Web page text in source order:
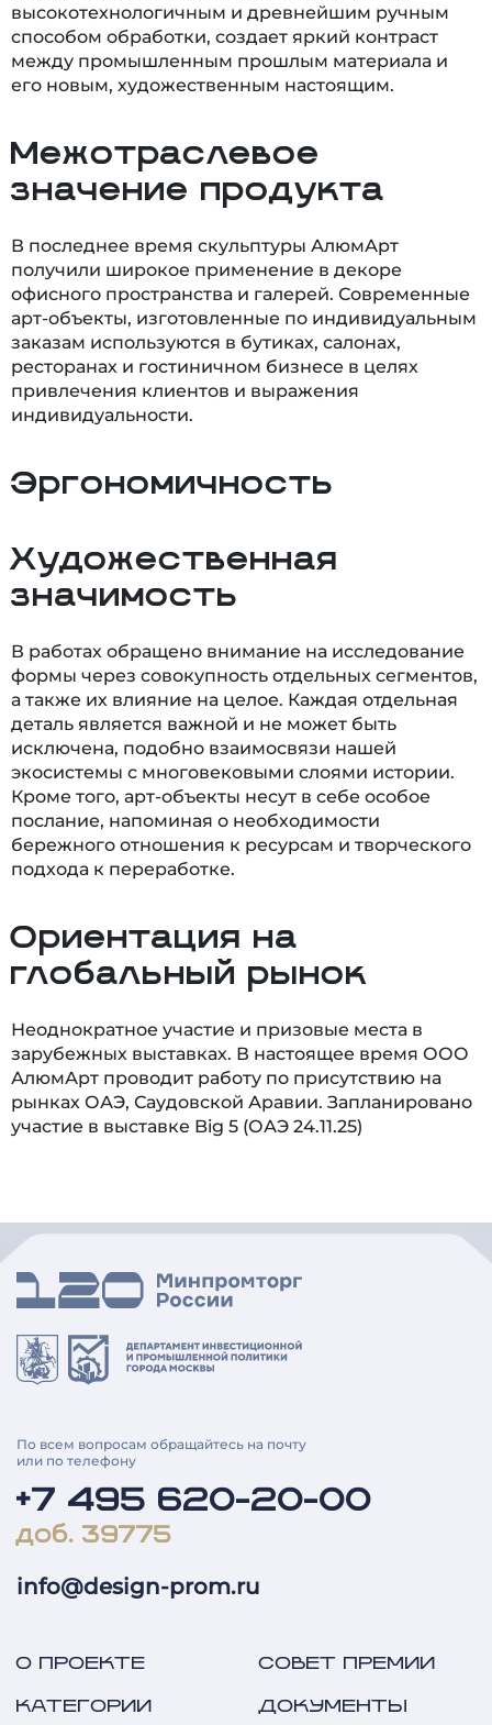
высокотехнологичным и древнейшим ручным
способом обработки, создает яркий контраст
между промышленным прошлым материала и
его новым, художественным настоящим.
Межотраслевое
значение продукта
В последнее время скульптуры АлюмАрт
получили широкое применение в декоре
офисного пространства и галерей. Современные
арт-объекты, изготовленные по индивидуальным
заказам используются в бутиках, салонах,
ресторанах и гостиничном бизнесе в целях
привлечения клиентов и выражения
индивидуальности.
Эргономичность
Художественная
значимость
В работах обращено внимание на исследование
формы через совокупность отдельных сегментов,
а также их влияние на целое. Каждая отдельная
деталь является важной и не может быть
исключена, подобно взаимосвязи нашей
экосистемы с многовековыми слоями истории.
Кроме того, арт-объекты несут в себе особое
послание, напоминая о необходимости
бережного отношения к ресурсам и творческого
подхода к переработке.
Ориентация на
глобальный рынок
Неоднократное участие и призовые места в
зарубежных выставках. В настоящее время ООО
АлюмАрт проводит работу по присутствию на
рынках ОАЭ, Саудовской Аравии. Запланировано
участие в выставке Big 5 (ОАЭ 24.11.25)
По всем вопросам обращайтесь на почту
или по телефону
+7 495 620-20-00
доб. 39775
info@design-prom.ru
О ПРОЕКТЕ
КАТЕГОРИИ
СОВЕТ ПРЕМИИ
ДОКУМЕНТЫ